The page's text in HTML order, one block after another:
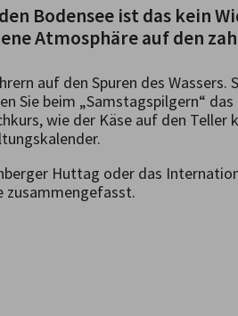
Bodensee ist das kein
Atmosphäre auf den
auf den Spuren des Wassers.
Sie beim „Samstagspilgern“
wie der Käse auf den
Huttag oder das
zusammengefasst.